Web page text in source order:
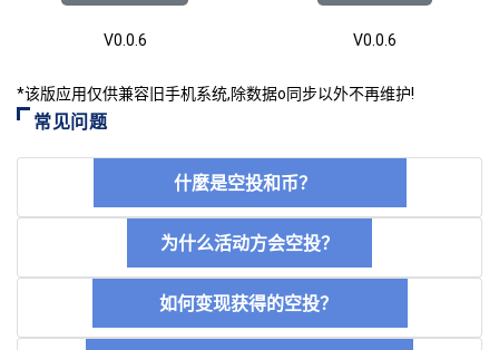
V0.0.6 V0.0.6
*该版应用仅供兼容旧手机系统,除数据o同步以外不再维护!
常见问题
什麼是空投和币？
为什么活动方会空投？
如何变现获得的空投？